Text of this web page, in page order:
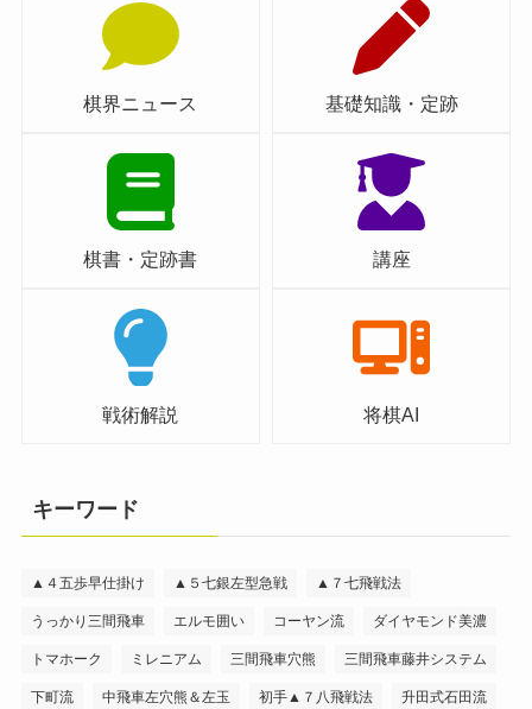
棋界ニュース 基礎知識・定跡
棋書・定跡書 講座
戦術解説 将棋AI
キーワード
▲４五歩早仕掛け ▲５七銀左型急戦 ▲７七飛戦法
うっかり三間飛車 エルモ囲い コーヤン流 ダイヤモンド美濃
トマホーク ミレニアム 三間飛車穴熊 三間飛車藤井システム
下町流 中飛車左穴熊＆左玉 初手▲７八飛戦法 升田式石田流